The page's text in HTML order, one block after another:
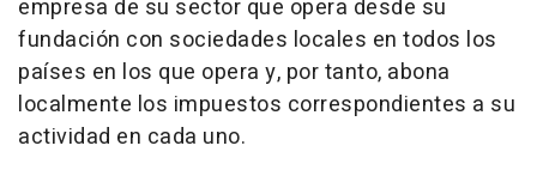
empresa de su sector que opera desde su
fundación con sociedades locales en todos los
países en los que opera y, por tanto, abona
localmente los impuestos correspondientes a su
actividad en cada uno.